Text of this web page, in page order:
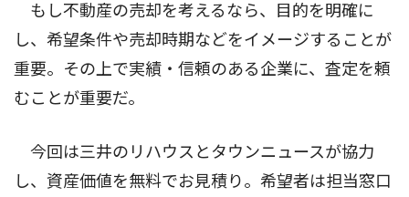
もし不動産の売却を考えるなら、目的を明確に
し、希望条件や売却時期などをイメージすることが
重要。その上で実績・信頼のある企業に、査定を頼
むことが重要だ。
今回は三井のリハウスとタウンニュースが協力
し、資産価値を無料でお見積り。希望者は担当窓口